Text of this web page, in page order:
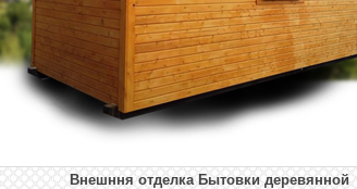
Внешння отделка Бытовки деревянной